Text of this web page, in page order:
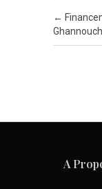
Post
←
A